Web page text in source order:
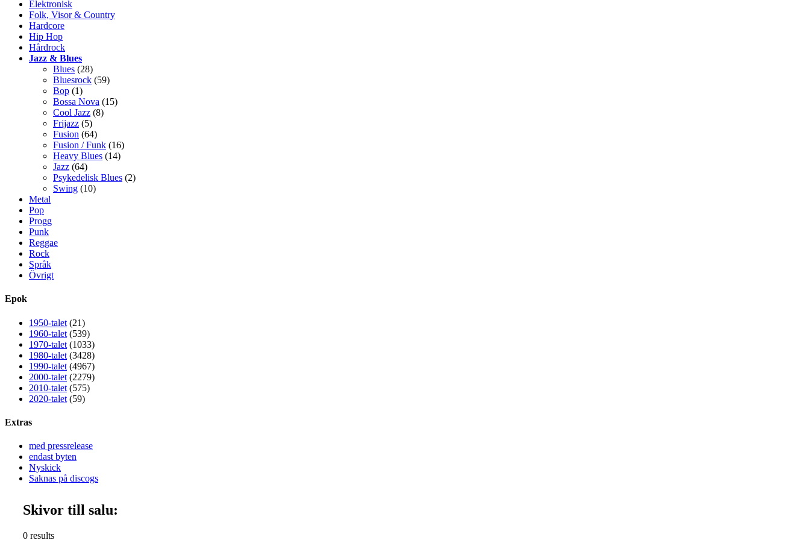
Elektronisk
Folk, Visor & Country
Hardcore
Hip Hop
Hårdrock
Jazz & Blues
Blues (28)
Bluesrock (59)
Bop (1)
Bossa Nova (15)
Cool Jazz (8)
Frijazz (5)
Fusion (64)
Fusion / Funk (16)
Heavy Blues (14)
Jazz (64)
Psykedelisk Blues (2)
Swing (10)
Metal
Pop
Progg
Punk
Reggae
Rock
Språk
Övrigt
Epok
1950-talet (21)
1960-talet (539)
1970-talet (1033)
1980-talet (3428)
1990-talet (4967)
2000-talet (2279)
2010-talet (575)
2020-talet (59)
Extras
med pressrelease
endast byten
Nyskick
Saknas på discogs
Skivor till salu:
0 results